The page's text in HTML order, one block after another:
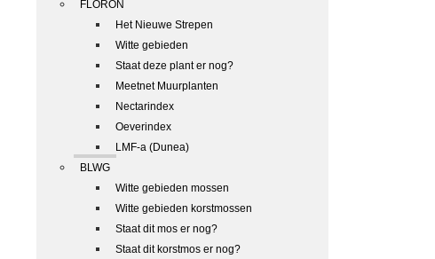
FLORON
Het Nieuwe Strepen
Witte gebieden
Staat deze plant er nog?
Meetnet Muurplanten
Nectarindex
Oeverindex
LMF-a (Dunea)
BLWG
Witte gebieden mossen
Witte gebieden korstmossen
Staat dit mos er nog?
Staat dit korstmos er nog?